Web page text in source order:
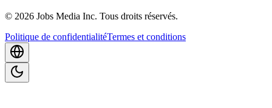
© 2026 Jobs Media Inc. Tous droits réservés.
Politique de confidentialitéTermes et conditions